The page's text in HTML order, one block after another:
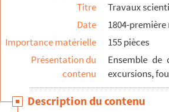
Titre
Travaux
Date
1804-
Importance matérielle
155 pièces
Présentation du
contenu
Ensemble de
excursions,
Description du contenu